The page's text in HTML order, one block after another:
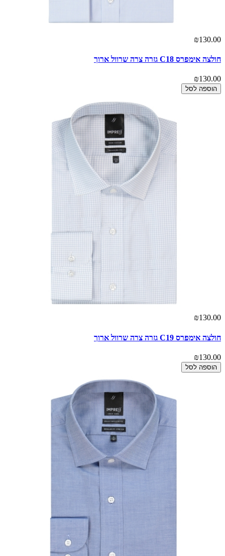
₪130.00
חולצה אימפרס C18 גזרה צרה שרוול ארוך
₪130.00
הוספה לסל
₪130.00
חולצה אימפרס C19 גזרה צרה שרוול ארוך
₪130.00
הוספה לסל